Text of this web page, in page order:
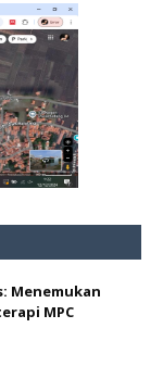
Menemukan
MPC